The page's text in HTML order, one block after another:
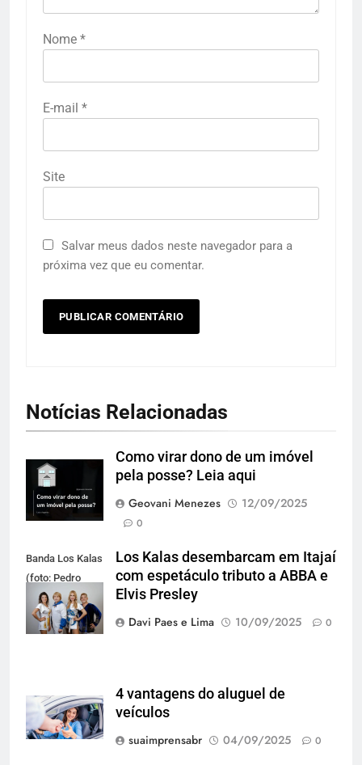
Nome *
E-mail *
Site
Salvar meus dados neste navegador para a
próxima vez que eu comentar.
Notícias Relacionadas
Como virar dono de um imóvel
pela posse? Leia aqui
Geovani Menezes
12/09/2025
0
Banda Los Kalas
(foto: Pedro
Oliveira)
Los Kalas desembarcam em Itajaí
com espetáculo tributo a ABBA e
Elvis Presley
Davi Paes e Lima
10/09/2025 0
4 vantagens do aluguel de
veículos
suaimprensabr
04/09/2025 0